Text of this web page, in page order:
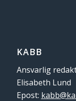
KABB
Ansvarlig
Elisabeth Lund
Epost: